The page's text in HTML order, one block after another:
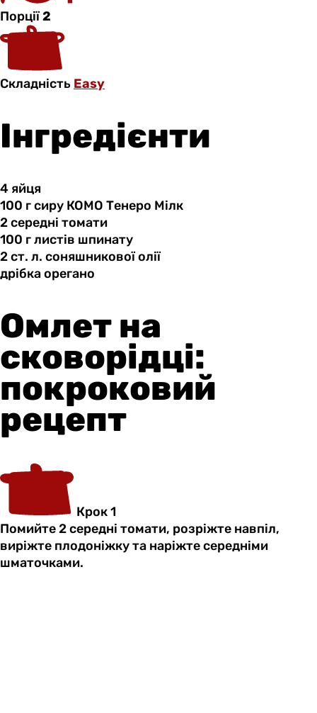
Порції2
Складність Easy
Інгредієнти
4 яйця
100 гсиру КОМО Тенеро Мілк
2 середні томати
100 глистів шпинату
2 ст. л. соняшникової олії
дрібка орегано
Омлет на
сковорідці:
покроковий
рецепт
Крок 1
Помийте 2 середні томати, розріжте навпіл,
виріжте плодоніжку та наріжте середніми
шматочками.